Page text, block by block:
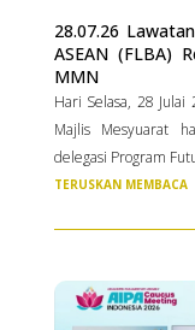
28.07.26
ASEAN (FLBA)
MMN
Hari Selasa, 28 Julai
Majlis Mesyuarat
delegasi Program
TERUSKAN MEMBACA